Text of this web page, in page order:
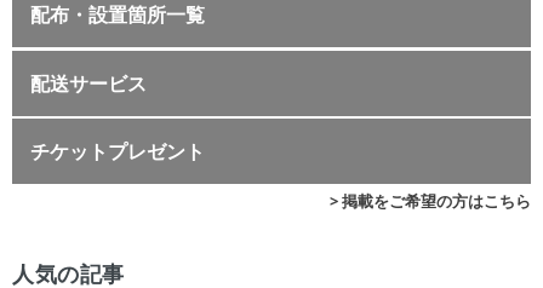
配布・設置箇所一覧
配送サービス
チケットプレゼント
> 掲載をご希望の方はこちら
人気の記事